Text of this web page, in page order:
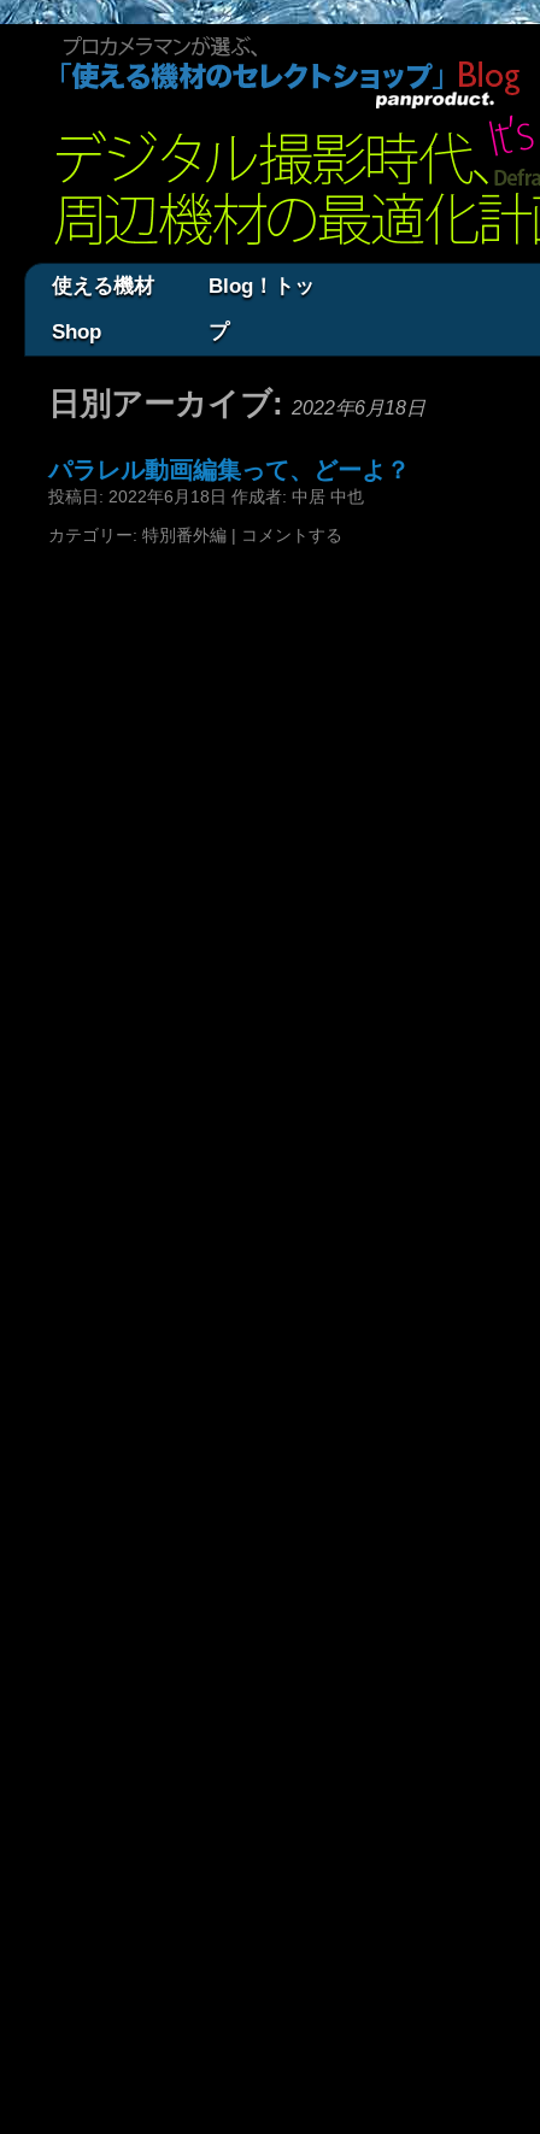
使える機材
Shop
Blog！トッ
プ
日別アーカイブ: 2022年6月18日
パラレル動画編集って、どーよ？
投稿日: 2022年6月18日 作成者: 中居 中也
カテゴリー: 特別番外編 | コメントする